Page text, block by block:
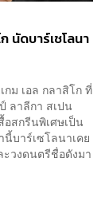
นัดบาร์เชโลนา
ม เอล กลาสิโก ที่
ลาลีกา สเปน
สกรีนพิเศษเป็น
บาร์เซโลนาเคย
วงดนตรีชื่อดังมา